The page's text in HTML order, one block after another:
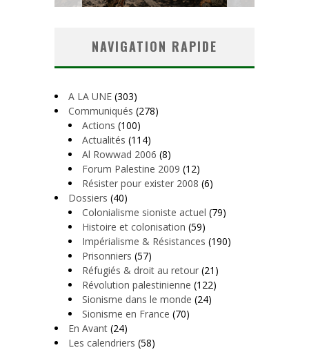
NAVIGATION RAPIDE
A LA UNE (303)
Communiqués (278)
Actions (100)
Actualités (114)
Al Rowwad 2006 (8)
Forum Palestine 2009 (12)
Résister pour exister 2008 (6)
Dossiers (40)
Colonialisme sioniste actuel (79)
Histoire et colonisation (59)
Impérialisme & Résistances (190)
Prisonniers (57)
Réfugiés & droit au retour (21)
Révolution palestinienne (122)
Sionisme dans le monde (24)
Sionisme en France (70)
En Avant (24)
Les calendriers (58)